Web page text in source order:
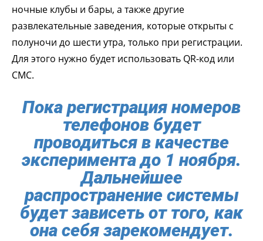
ночные клубы и бары, а также другие
развлекательные заведения, которые открыты с
полуночи до шести утра, только при регистрации.
Для этого нужно будет использовать QR-код или
СМС.
Пока регистрация номеров
телефонов будет
проводиться в качестве
эксперимента до 1 ноября.
Дальнейшее
распространение системы
будет зависеть от того, как
она себя зарекомендует.